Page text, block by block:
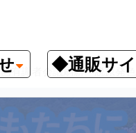
◆通販サイ
有識者会議刷新・脱原発色